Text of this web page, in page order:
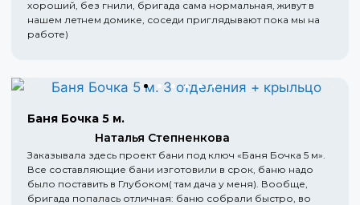
хороший, без гнили, бригада сама нормальная, живут в
нашем летнем домике, соседи приглядывают пока мы на
работе)
Баня Бочка 5 м.
Наталья Степненкова
Заказывала здесь проект бани под ключ «Баня Бочка 5 м».
Все составляющие бани изготовили в срок, баню надо
было поставить в Глубоком( там дача у меня). Вообще,
бригада попалась отличная: баню собрали быстро, во